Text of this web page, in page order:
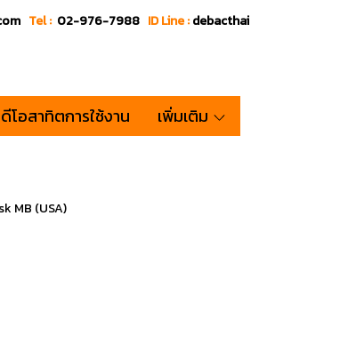
Tel : 02-976-7988 ID Line :debacthai
โอสาทิตการใช้งาน เพิ่มเติม
MB (USA)